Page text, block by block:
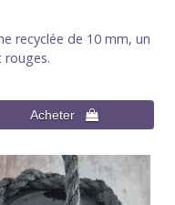
recyclée de 10 mm, un
rouges.